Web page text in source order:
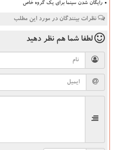
رایگان شدن سینما برای یک گروه خاص
نظرات بینندگان در مورد این مطلب
لطفا شما هم نظر دهید